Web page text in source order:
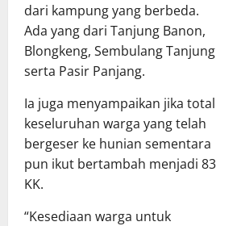
dari kampung yang berbeda.
Ada yang dari Tanjung Banon,
Blongkeng, Sembulang Tanjung
serta Pasir Panjang.
Ia juga menyampaikan jika total
keseluruhan warga yang telah
bergeser ke hunian sementara
pun ikut bertambah menjadi 83
KK.
“Kesediaan warga untuk